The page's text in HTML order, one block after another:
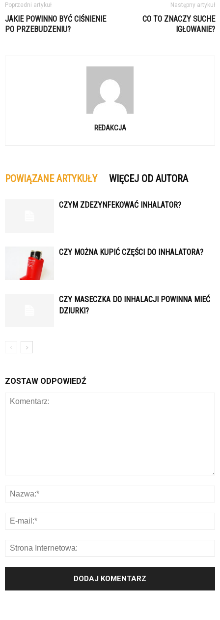
Poprzedni artykuł
JAKIE POWINNO BYĆ CIŚNIENIE
PO PRZEBUDZENIU?
Następny artykuł
CO TO ZNACZY SUCHE
IGŁOWANIE?
REDAKCJA
POWIĄZANE ARTYKUŁY WIĘCEJ OD AUTORA
CZYM ZDEZYNFEKOWAĆ INHALATOR?
CZY MOŻNA KUPIĆ CZĘŚCI DO INHALATORA?
CZY MASECZKA DO INHALACJI POWINNA MIEĆ
DZIURKI?
ZOSTAW ODPOWIEDŹ